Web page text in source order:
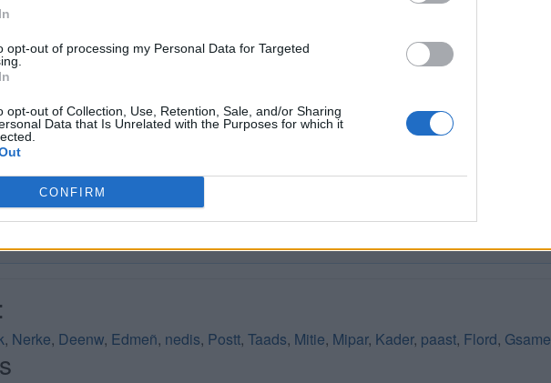
opt-out of processing my Personal Data for Targeted
opt-out of Collection, Use, Retention, Sale, and/or Sharing
Data that Is Unrelated with the Purposes for which it
CONFIRM
, Nerke, Deenw, Edmeñ, nedis, Postt, Taads, Mitie, Mipar, Kader, paast, Flord, Gsame